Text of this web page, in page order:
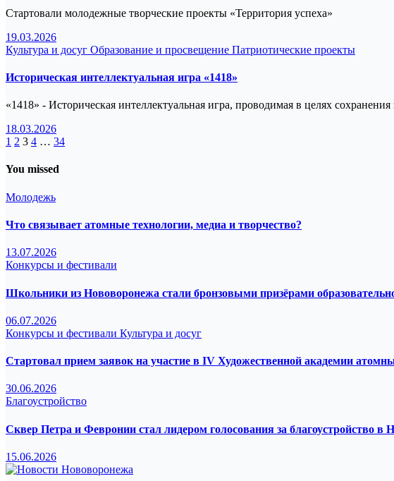
Стартовали молодежные творческие проекты «Территория успеха»
19.03.2026
Культура и досуг Образование и просвещение Патриотические проекты
Историческая интеллектуальная игра «1418»
«1418» - Историческая интеллектуальная игра, проводимая в целях
18.03.2026
Пагинация
записей
1 2 3 4 … 34
You missed
Молодежь
Что связывает атомные технологии, медиа и творчество?
13.07.2026
Конкурсы и фестивали
Школьники из Нововоронежа стали бронзовыми призёрами
06.07.2026
Конкурсы и фестивали Культура и досуг
Стартовал прием заявок на участие в IV Художественной академии
30.06.2026
Благоустройство
Сквер Петра и Февронии стал лидером голосования за благоустройство в
15.06.2026